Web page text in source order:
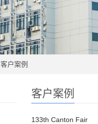
客户案例
客户案例
133th Canton Fair